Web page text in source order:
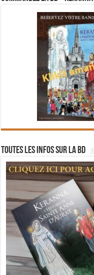
Toutes les infos sur la BD